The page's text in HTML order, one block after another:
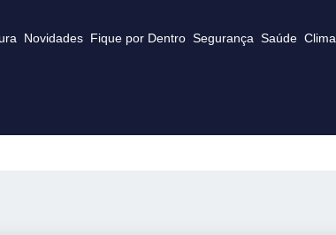
Novidades Fique por Dentro Segurança Saúde Clima